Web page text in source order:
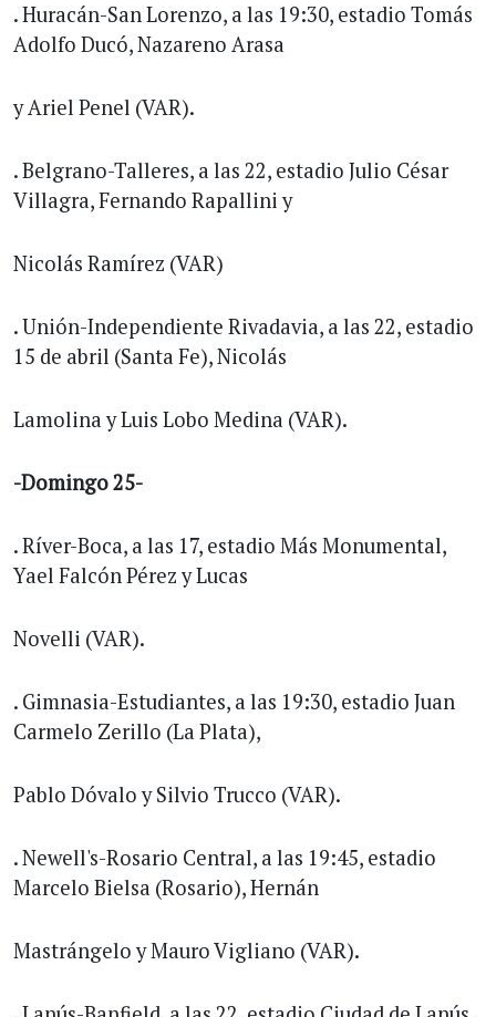
. Huracán-San Lorenzo, a las 19:30, estadio Tomás
Adolfo Ducó, Nazareno Arasa
y Ariel Penel (VAR).
. Belgrano-Talleres, a las 22, estadio Julio César
Villagra, Fernando Rapallini y
Nicolás Ramírez (VAR)
. Unión-Independiente Rivadavia, a las 22, estadio
15 de abril (Santa Fe), Nicolás
Lamolina y Luis Lobo Medina (VAR).
-Domingo 25-
. Ríver-Boca, a las 17, estadio Más Monumental,
Yael Falcón Pérez y Lucas
Novelli (VAR).
. Gimnasia-Estudiantes, a las 19:30, estadio Juan
Carmelo Zerillo (La Plata),
Pablo Dóvalo y Silvio Trucco (VAR).
. Newell's-Rosario Central, a las 19:45, estadio
Marcelo Bielsa (Rosario), Hernán
Mastrángelo y Mauro Vigliano (VAR).